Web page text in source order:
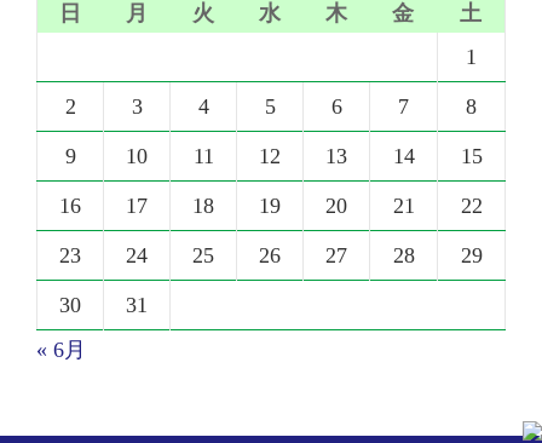
日 月 火 水 木 金
土
1
2 3 4 5 6 7 8
9 10 11 12 13 14 15
16 17 18 19 20 21 22
23 24 25 26 27 28 29
30
31
« 6月